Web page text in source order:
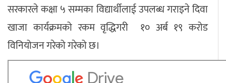
सरकारले कक्षा ५ सम्मका विद्यार्थीलाई उपलब्ध गराइने दिवा
खाजा कार्यक्रमको रकम वृद्धिगरी १० अर्ब १९ करोड
विनियोजन गरेको गरेको छ।